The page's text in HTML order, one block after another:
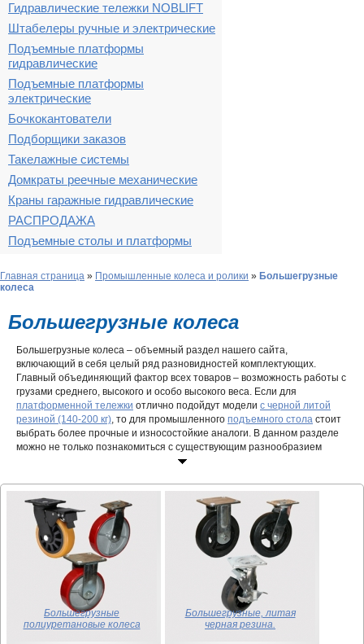
Гидравлические тележки NOBLIFT
Штабелеры ручные и электрические
Подъемные платформы
гидравлические
Подъемные платформы
электрические
Бочкокантователи
Подборщики заказов
Такелажные системы
Домкраты реечные механические
Краны гаражные гидравлические
РАСПРОДАЖА
Подъемные столы и платформы
Главная страница » Промышленные колеса и ролики » Большегрузные
колеса
Большегрузные колеса
Большегрузные колеса – объемный раздел нашего сайта,
включающий в себя целый ряд разновидностей комплектующих.
Главный объединяющий фактор всех товаров – возможность работы с
грузами среднего, высокого и особо высокого веса. Если для
платформенной тележки отлично подойдут модели с черной литой
резиной (140-200 кг), то для промышленного подъемного стола стоит
выбрать более прочные и износостойкие аналоги. В данном разделе
можно не только познакомиться с существующим разнообразием
ассортимента и его особенностями, но и купить большегрузные
Где используются?
Колесные опоры востребованы в самых разных направлениях, часто
затрагивая наш быт и досуг. Большегрузныепромышленные колеса и
роликииспользуются в устройстве ограждений, аттракционов,
уборочной или садовой технике. Они добросовестно выполняют
самые ответственные задачи, делая нашу жизнь проще и безопаснее.
Если говорить о профессиональных сферах, то без промышленных
большегрузных колес не обходится ни одна крупная отрасль. Будь то
деревоперерабатывающий завод, ткацкая фабрика или производство
электроники, везде задействована передвижная техника. К её числу
Большегрузные
полиуретановые колеса
Большегрузные, литая
черная резина.